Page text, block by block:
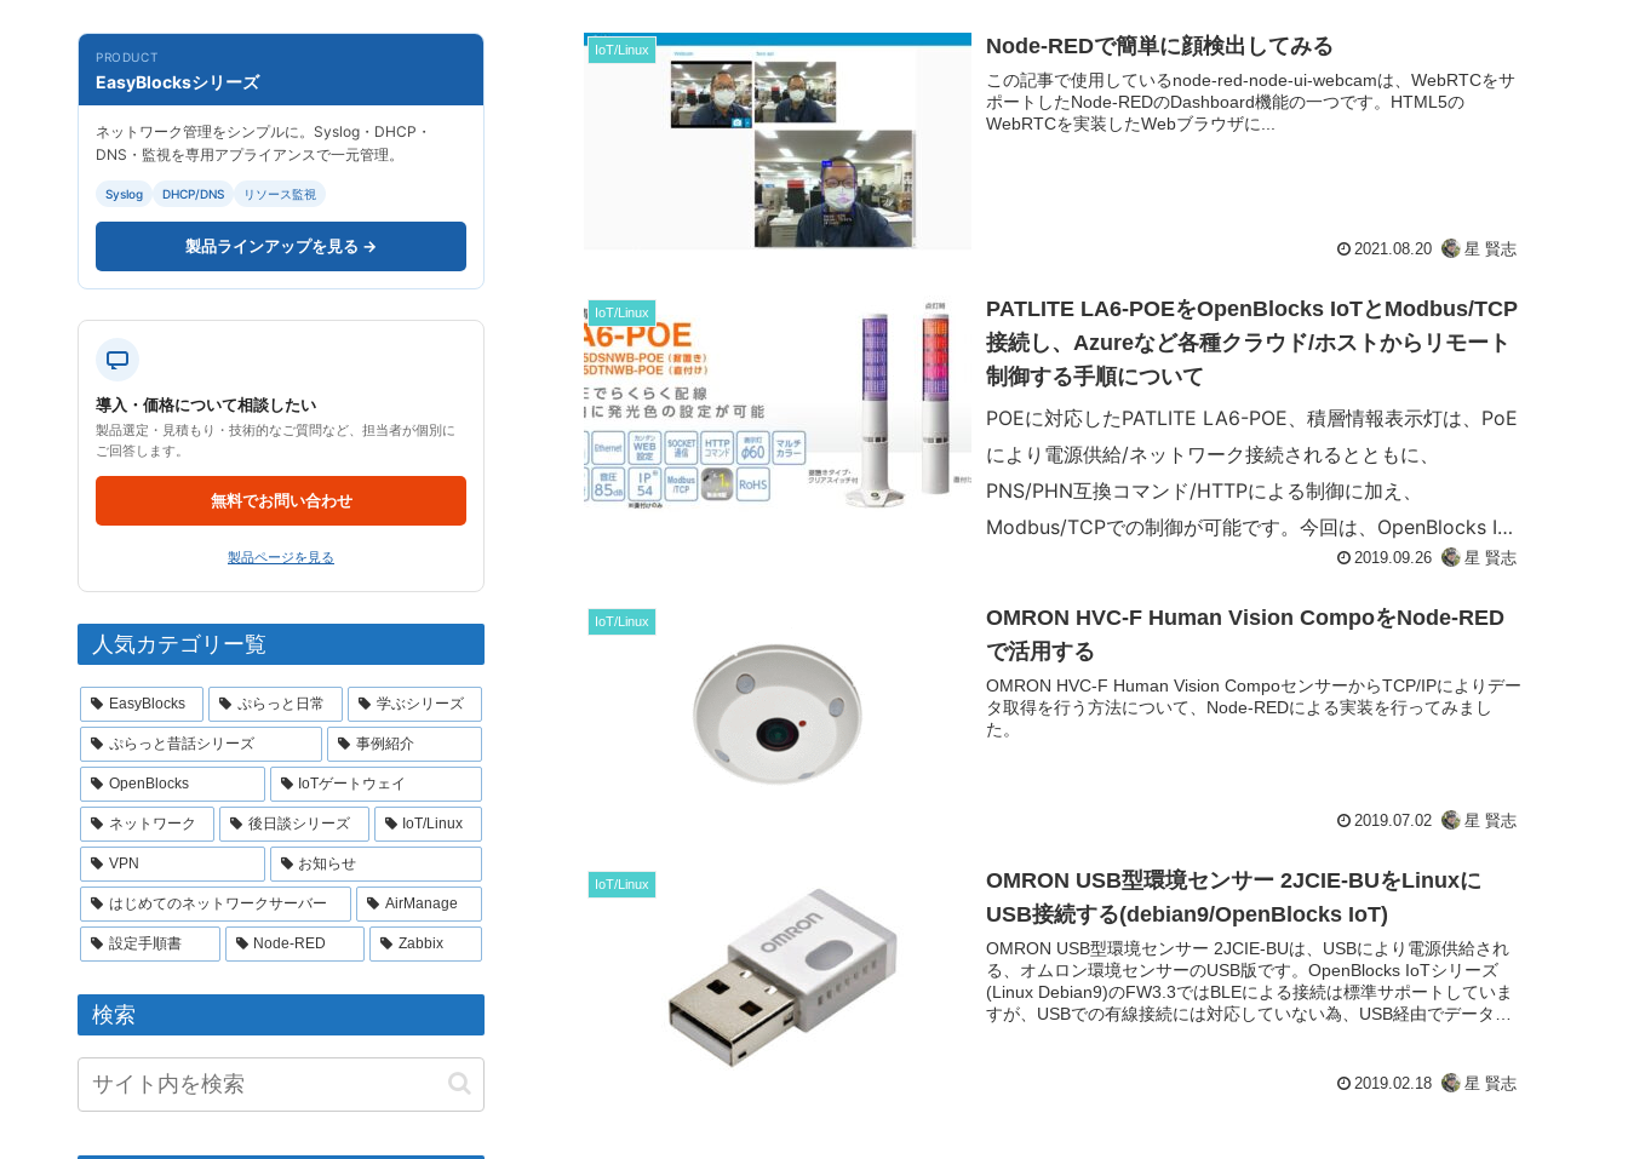
IoT/Linux Node-REDで簡単に顔検出してみる
この記事で使用しているnode-red-node-ui-webcamは、WebRTCをサ
ポートしたNode-REDのDashboard機能の一つです。HTML5の
WebRTCを実装したWebブラウザに...
2021.08.20 星 賢志
IoT/Linux
PATLITE LA6-POEをOpenBlocks IoTとModbus/TCP
接続し、Azureなど各種クラウド/ホストからリモート
制御する手順について
POEに対応したPATLITE LA6-POE、積層情報表示灯は、PoE
により電源供給/ネットワーク接続されるとともに、
PNS/PHN互換コマンド/HTTPによる制御に加え、
Modbus/TCPでの制御が可能です。今回は、OpenBlocks IoT
シリーズの標準ファームウェア3.3.2よりmodbus client接続
ージによるリモート制御の方法について説明します。
2019.09.26 星 賢志
IoT/Linux
OMRON HVC-F Human Vision CompoをNode-RED
で活用する
OMRON HVC-F Human Vision CompoセンサーからTCP/IPによりデー
タ取得を行う方法について、Node-REDによる実装を行ってみまし
た。
2019.07.02 星 賢志
IoT/Linux
OMRON USB型環境センサー 2JCIE-BUをLinuxに
USB接続する(debian9/OpenBlocks IoT)
OMRON USB型環境センサー 2JCIE-BUは、USBにより電源供給され
る、オムロン環境センサーのUSB版です。OpenBlocks IoTシリーズ
(Linux Debian9)のFW3.3ではBLEによる接続は標準サポートしていま
すが、USBでの有線接続には対応していない為、USB経由でデータを
2019.02.18 星 賢志
PRODUCT
EasyBlocksシリーズ
ネットワーク管理をシンプルに。Syslog・DHCP・
DNS・監視を専用アプライアンスで一元管理。
Syslog DHCP/DNS リソース監視
製品ラインアップを見る →
導入・価格について相談したい
製品選定・見積もり・技術的なご質問など、担当者が個別に
ご回答します。
無料でお問い合わせ
製品ページを見る
人気カテゴリー覧
EasyBlocks ぷらっと日常 学ぶシリーズ
ぷらっと昔話シリーズ 事例紹介
OpenBlocks IoTゲートウェイ
ネットワーク 後日談シリーズ IoT/Linux
VPN お知らせ
はじめてのネットワークサーバー AirManage
設定手順書 Node-RED Zabbix
検索